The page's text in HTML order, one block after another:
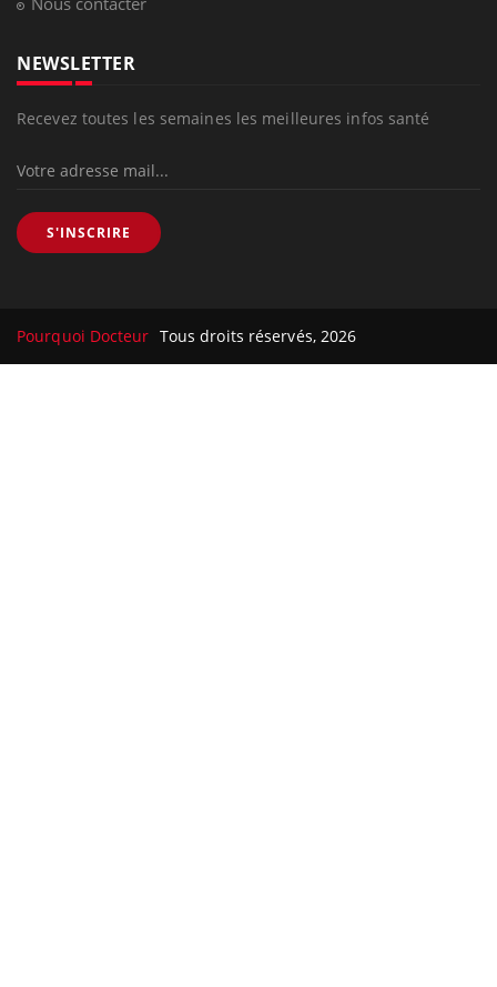
NEWSLETTER
Recevez toutes les semaines les meilleures infos santé
S'INSCRIRE
Pourquoi Docteur Tous droits réservés, 2026